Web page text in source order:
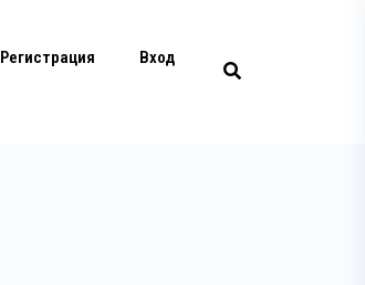
Регистрация Вход